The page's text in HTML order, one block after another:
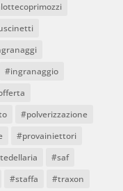
#ingranaggio
#polverizzazione
#provainiettori
#saf
#staffa
#traxon